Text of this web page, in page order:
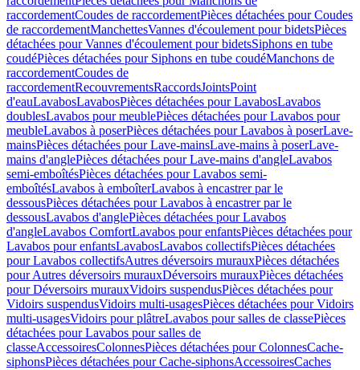
raccordementCoudes de raccordementPièces détachées pour Coudes
de raccordementManchettesVannes d'écoulement pour bidetsPièces
détachées pour Vannes d'écoulement pour bidetsSiphons en tube
coudéPièces détachées pour Siphons en tube coudéManchons de
raccordementCoudes de
raccordementRecouvrementsRaccordsJointsPoint
d'eauLavabosLavabosPièces détachées pour LavabosLavabos
doublesLavabos pour meublePièces détachées pour Lavabos pour
meubleLavabos à poserPièces détachées pour Lavabos à poserLave-
mainsPièces détachées pour Lave-mainsLave-mains à poserLave-
mains d'anglePièces détachées pour Lave-mains d'angleLavabos
semi-emboîtésPièces détachées pour Lavabos semi-
emboîtésLavabos à emboîterLavabos à encastrer par le
dessousPièces détachées pour Lavabos à encastrer par le
dessousLavabos d'anglePièces détachées pour Lavabos
d'angleLavabos ComfortLavabos pour enfantsPièces détachées pour
Lavabos pour enfantsLavabosLavabos collectifsPièces détachées
pour Lavabos collectifsAutres déversoirs murauxPièces détachées
pour Autres déversoirs murauxDéversoirs murauxPièces détachées
pour Déversoirs murauxVidoirs suspendusPièces détachées pour
Vidoirs suspendusVidoirs multi-usagesPièces détachées pour Vidoirs
multi-usagesVidoirs pour plâtreLavabos pour salles de classePièces
détachées pour Lavabos pour salles de
classeAccessoiresColonnesPièces détachées pour ColonnesCache-
siphonsPièces détachées pour Cache-siphonsAccessoiresCaches